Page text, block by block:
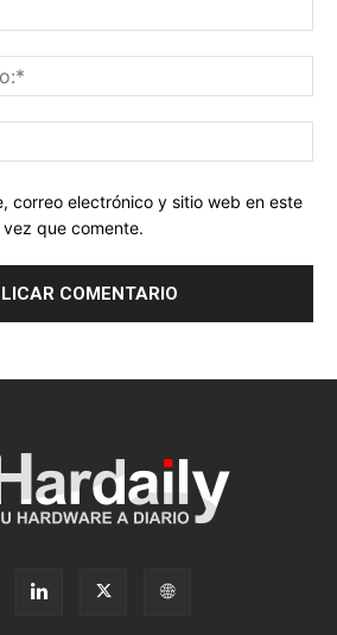
correo electrónico y sitio web en este
que comente.